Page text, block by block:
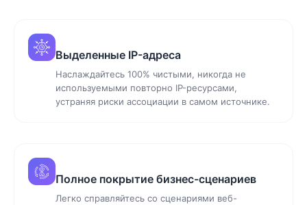
Выделенные IP-адреса
Наслаждайтесь 100% чистыми, никогда не
используемыми повторно IP-ресурсами,
устраняя риски ассоциации в самом источнике.
Полное покрытие бизнес-сценариев
Легко справляйтесь со сценариями веб-